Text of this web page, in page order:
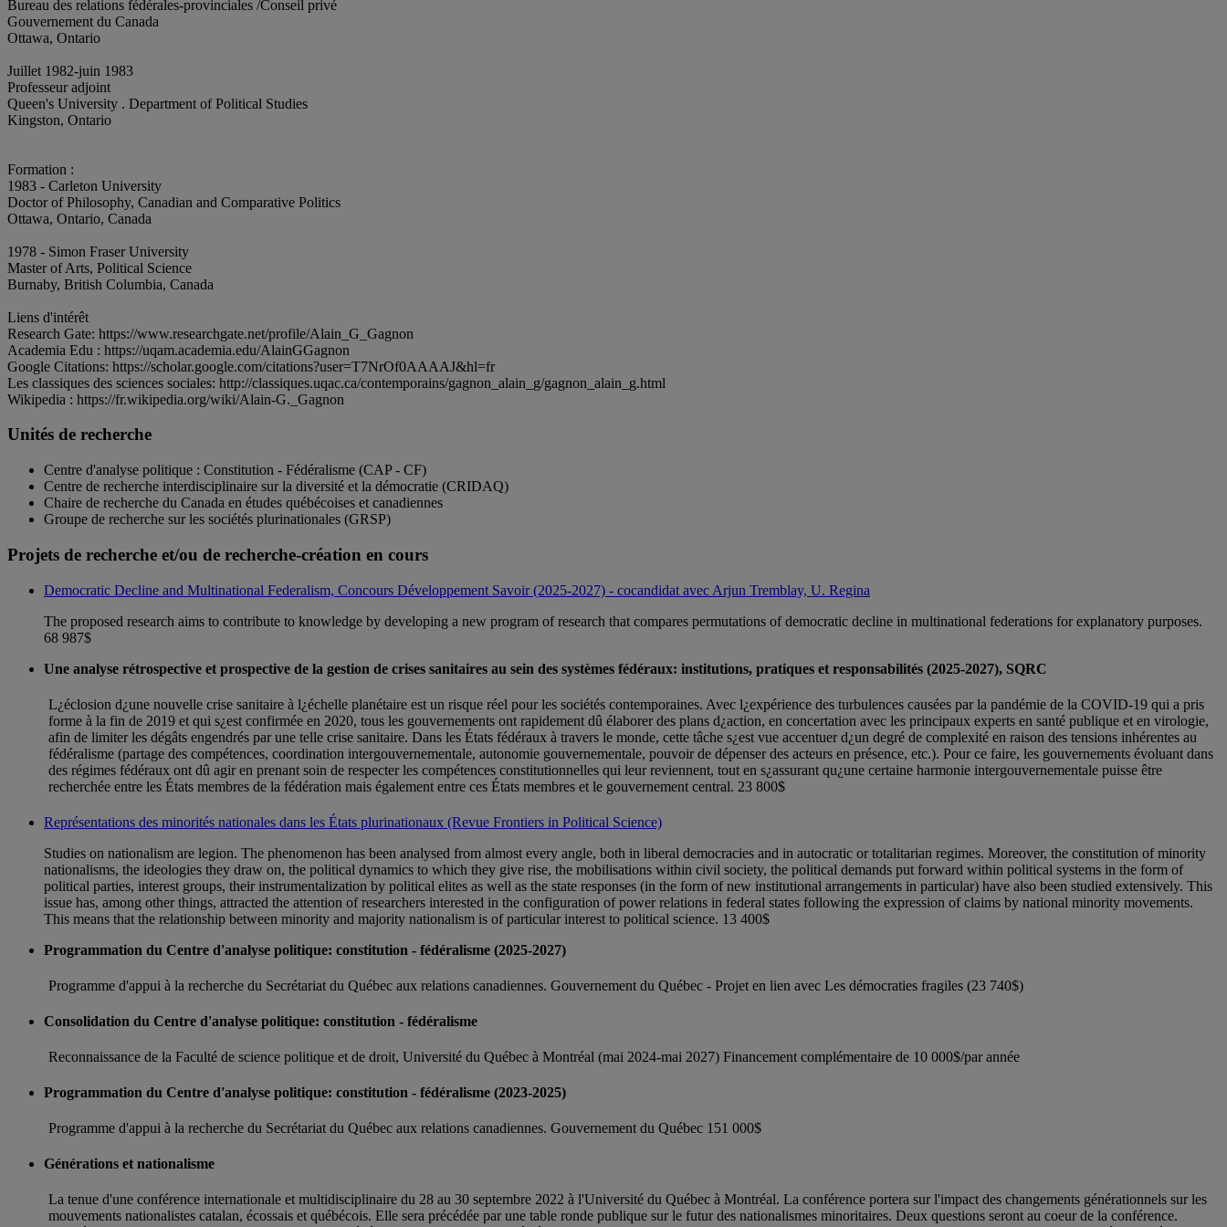
Bureau des relations fédérales-provinciales /Conseil privé
Gouvernement du Canada
Ottawa, Ontario
Juillet 1982-juin 1983
Professeur adjoint
Queen's University . Department of Political Studies
Kingston, Ontario
Formation :
1983 - Carleton University
Doctor of Philosophy, Canadian and Comparative Politics
Ottawa, Ontario, Canada
1978 - Simon Fraser University
Master of Arts, Political Science
Burnaby, British Columbia, Canada
Liens d'intérêt
Research Gate: https://www.researchgate.net/profile/Alain_G_Gagnon
Academia Edu : https://uqam.academia.edu/AlainGGagnon
Google Citations: https://scholar.google.com/citations?user=T7NrOf0AAAAJ&hl=fr
Les classiques des sciences sociales: http://classiques.uqac.ca/contemporains/gagnon_alain_g/gagnon_alain_g.html
Wikipedia : https://fr.wikipedia.org/wiki/Alain-G._Gagnon
Unités de recherche
Centre d'analyse politique : Constitution - Fédéralisme (CAP - CF)
Centre de recherche interdisciplinaire sur la diversité et la démocratie (CRIDAQ)
Chaire de recherche du Canada en études québécoises et canadiennes
Groupe de recherche sur les sociétés plurinationales (GRSP)
Projets de recherche et/ou de recherche-création en cours
Democratic Decline and Multinational Federalism, Concours Développement Savoir (2025-2027) - cocandidat avec Arjun Tremblay, U. Regina
The proposed research aims to contribute to knowledge by developing a new program of research that compares permutations of democratic decline in multinational federations for explanatory purposes.
68 987$
Une analyse rétrospective et prospective de la gestion de crises sanitaires au sein des systèmes fédéraux: institutions, pratiques et responsabilités (2025-2027), SQRC
L¿éclosion d¿une nouvelle crise sanitaire à l¿échelle planétaire est un risque réel pour les sociétés contemporaines. Avec l¿expérience des turbulences causées par la pandémie de la COVID-19 qui a pris
forme à la fin de 2019 et qui s¿est confirmée en 2020, tous les gouvernements ont rapidement dû élaborer des plans d¿action, en concertation avec les principaux experts en santé publique et en virologie,
afin de limiter les dégâts engendrés par une telle crise sanitaire. Dans les États fédéraux à travers le monde, cette tâche s¿est vue accentuer d¿un degré de complexité en raison des tensions inhérentes au
fédéralisme (partage des compétences, coordination intergouvernementale, autonomie gouvernementale, pouvoir de dépenser des acteurs en présence, etc.). Pour ce faire, les gouvernements évoluant dans
des régimes fédéraux ont dû agir en prenant soin de respecter les compétences constitutionnelles qui leur reviennent, tout en s¿assurant qu¿une certaine harmonie intergouvernementale puisse être
recherchée entre les États membres de la fédération mais également entre ces États membres et le gouvernement central. 23 800$
Représentations des minorités nationales dans les États plurinationaux (Revue Frontiers in Political Science)
Studies on nationalism are legion. The phenomenon has been analysed from almost every angle, both in liberal democracies and in autocratic or totalitarian regimes. Moreover, the constitution of minority
nationalisms, the ideologies they draw on, the political dynamics to which they give rise, the mobilisations within civil society, the political demands put forward within political systems in the form of
political parties, interest groups, their instrumentalization by political elites as well as the state responses (in the form of new institutional arrangements in particular) have also been studied extensively. This
issue has, among other things, attracted the attention of researchers interested in the configuration of power relations in federal states following the expression of claims by national minority movements.
This means that the relationship between minority and majority nationalism is of particular interest to political science. 13 400$
Programmation du Centre d'analyse politique: constitution - fédéralisme (2025-2027)
Programme d'appui à la recherche du Secrétariat du Québec aux relations canadiennes. Gouvernement du Québec - Projet en lien avec Les démocraties fragiles (23 740$)
Consolidation du Centre d'analyse politique: constitution - fédéralisme
Reconnaissance de la Faculté de science politique et de droit, Université du Québec à Montréal (mai 2024-mai 2027) Financement complémentaire de 10 000$/par année
Programmation du Centre d'analyse politique: constitution - fédéralisme (2023-2025)
Programme d'appui à la recherche du Secrétariat du Québec aux relations canadiennes. Gouvernement du Québec 151 000$
Générations et nationalisme
La tenue d'une conférence internationale et multidisciplinaire du 28 au 30 septembre 2022 à l'Université du Québec à Montréal. La conférence portera sur l'impact des changements générationnels sur les
mouvements nationalistes catalan, écossais et québécois. Elle sera précédée par une table ronde publique sur le futur des nationalismes minoritaires. Deux questions seront au coeur de la conférence.